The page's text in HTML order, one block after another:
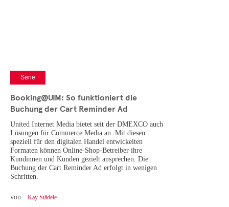
Serie
Booking@UIM: So funktioniert die
Buchung der Cart Reminder Ad
United Internet Media bietet seit der DMEXCO auch
Lösungen für Commerce Media an. Mit diesen
speziell für den digitalen Handel entwickelten
Formaten können Online-Shop-Betreiber ihre
Kundinnen und Kunden gezielt ansprechen. Die
Buchung der Cart Reminder Ad erfolgt in wenigen
Schritten.
von Kay Städele